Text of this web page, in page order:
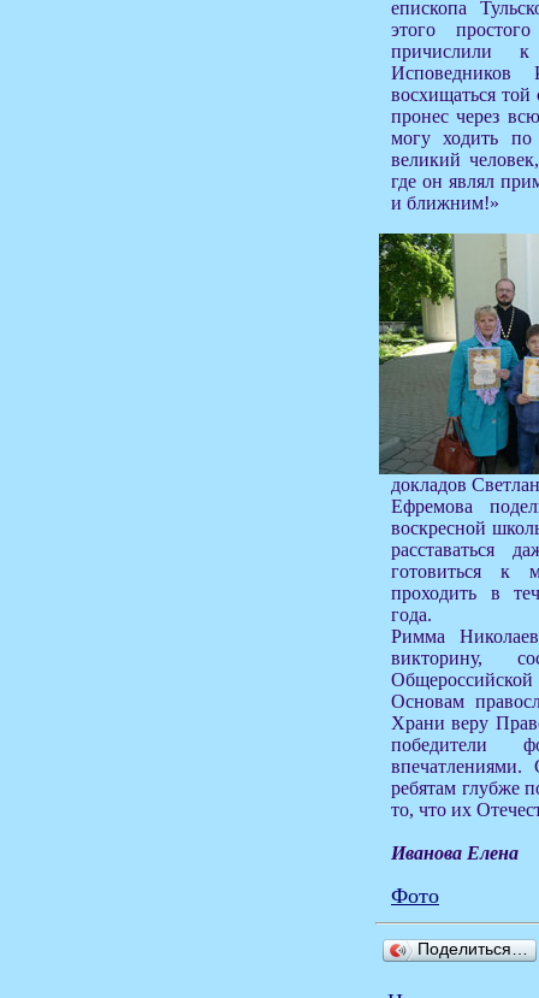
епископа
этого
причислили
восхищаться
пронес через
могу ходить по
великий
где он являл
и ближним!»
докладов
Ефремова
воскресной
расставаться
готовиться к
проходить в
года.
Римма
викторину,
Основам
Храни веру
победители
впечатлениями.
ребятам глубже
то, что их
Иванова Елена
Фото
Поделиться…